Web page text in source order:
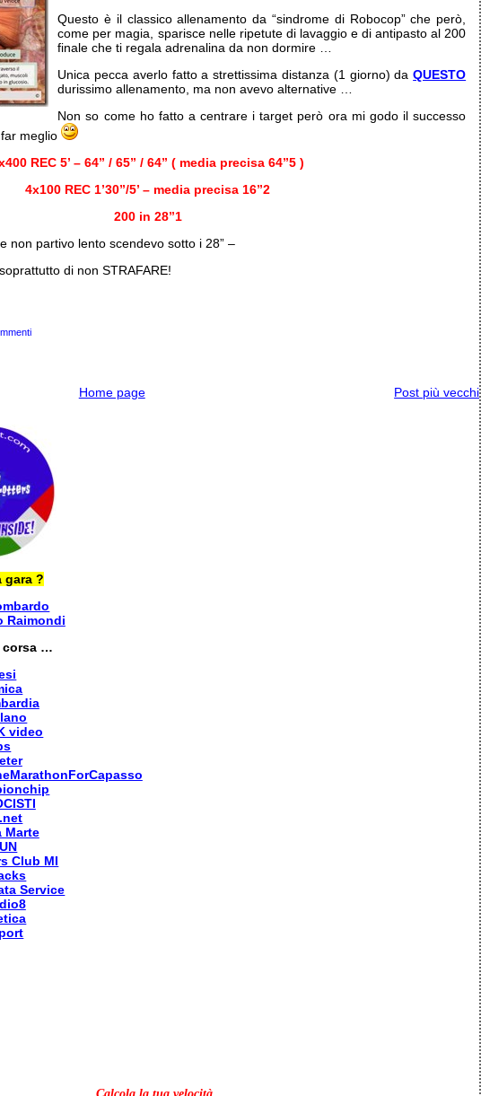
Questo è il classico allenamento da “sindrome di Robocop” che però,
come per magia, sparisce nelle ripetute di lavaggio e di antipasto al 200
finale che ti regala adrenalina da non dormire …
Unica pecca averlo fatto a strettissima distanza (1 giorno) daQUESTO
durissimo allenamento, ma non avevo alternative …
Non so come ho fatto a centrare i target però ora mi godo il successo
far meglio
REC 5’ – 64” / 65” / 64” ( media precisa 64”5 )
4x100 REC 1’30”/5’ – media precisa 16”2
200 in 28”1
non partivo lento scendevo sotto i 28” –
di non STRAFARE!
Post più vecchi
Home page
gara ?
Raimondi
corsa …
video
Marte
Club MI
Service